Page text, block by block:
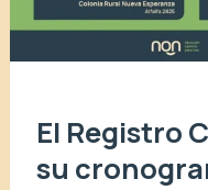
El Registro
su